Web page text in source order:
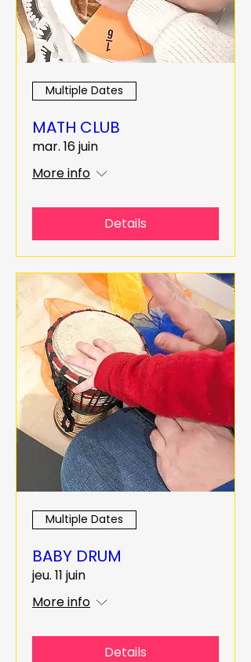
Multiple Dates
MATH CLUB
mar. 16 juin
More info
Details
Multiple Dates
BABY DRUM
jeu. 11 juin
More info
Details